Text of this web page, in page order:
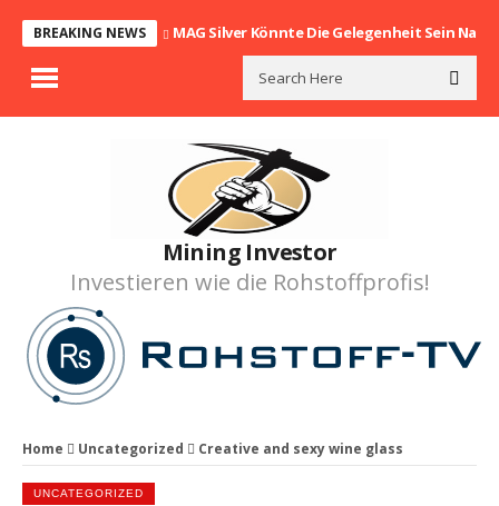
BREAKING NEWS MAG Silver Könnte Die Gelegenheit Sein
Mining Investor
Investieren wie die Rohstoffprofis!
Home Uncategorized Creative and sexy wine glass
UNCATEGORIZED